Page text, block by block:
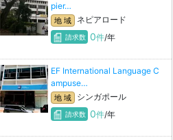
pier…
地 域 ネピアロード
請求数 0件/年
EF International Language C
ampuse…
地 域 シンガポール
請求数 0件/年